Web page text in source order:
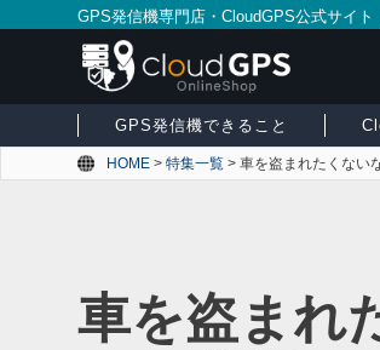
GPS発信機専門店・CloudGPS公式サイト
GPS発信機できること
HOME > 特集一覧 > 車を盗まれたくない
車を盗まれ